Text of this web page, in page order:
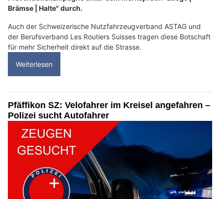
Brämse | Halte" durch.
Auch der Schweizerische Nutzfahrzeugverband ASTAG und
der Berufsverband Les Routiers Suisses tragen diese Botschaft
für mehr Sicherheit direkt auf die Strasse.
Weiterlesen
Pfäffikon SZ: Velofahrer im Kreisel angefahren –
Polizei sucht Autofahrer